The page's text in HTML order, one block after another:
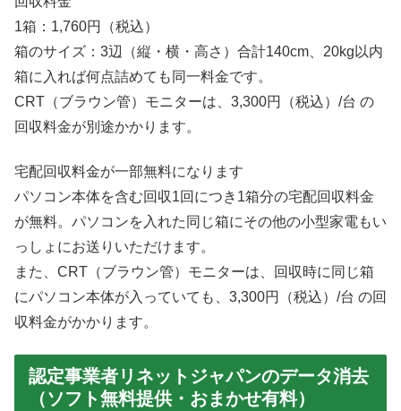
1箱：1,760円（税込）
箱のサイズ：3辺（縦・横・高さ）合計140cm、20kg以内
箱に入れば何点詰めても同一料金です。
CRT（ブラウン管）モニターは、3,300円（税込）/台 の
回収料金が別途かかります。
宅配回収料金が一部無料になります
パソコン本体を含む回収1回につき1箱分の宅配回収料金
が無料。パソコンを入れた同じ箱にその他の小型家電もい
っしょにお送りいただけます。
また、CRT（ブラウン管）モニターは、回収時に同じ箱
にパソコン本体が入っていても、3,300円（税込）/台 の回
収料金がかかります。
認定事業者リネットジャパンのデータ消去
（ソフト無料提供・おまかせ有料）